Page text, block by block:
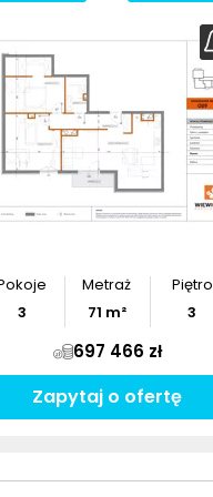
Pobierz
3
Metraż
71 m²
Piętro
3
697 466 zł
Zapytaj o ofertę